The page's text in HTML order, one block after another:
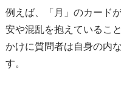
例えば、「月」のカード
安や混乱を抱えているこ
かけに質問者は自身の内
す。